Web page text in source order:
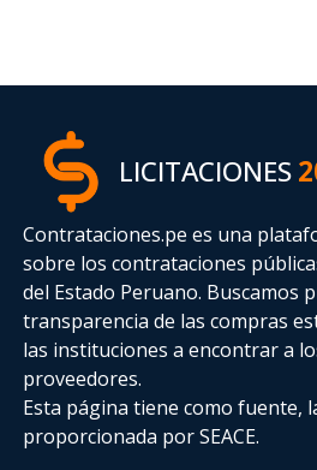
LICITACIONES
Contrataciones.pe es una
sobre los contrataciones
del Estado Peruano. Buscamos
transparencia de las compras
las instituciones a encontrar a
proveedores.
Esta página tiene como fuente,
proporcionada por SEACE.